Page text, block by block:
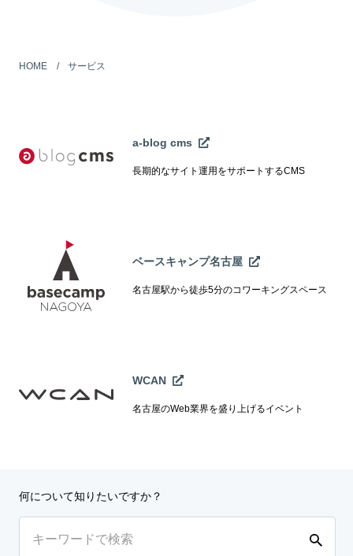
HOME サービス
a-blog cms
長期的なサイト運用をサポートするCMS
ベースキャンプ名古屋
名古屋駅から徒歩5分のコワーキングスペース
WCAN
名古屋のWeb業界を盛り上げるイベント
何について知りたいですか？